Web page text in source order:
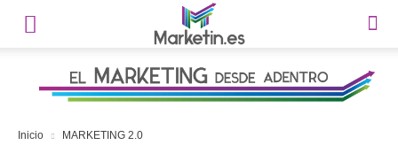
Inicio MARKETING 2.0